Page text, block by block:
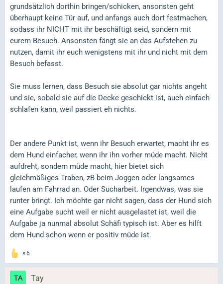
grundsätzlich dorthin bringen/schicken, ansonsten geht
überhaupt keine Tür auf, und anfangs auch dort festmachen,
sodass ihr NICHT mit ihr beschäftigt seid, sondern mit
eurem Besuch. Ansonsten fängt sie an das Aufstehen zu
nutzen, damit ihr euch wenigstens mit ihr und nicht mit dem
Besuch befasst.
Sie muss lernen, dass Besuch sie absolut gar nichts angeht
und sie, sobald sie auf die Decke geschickt ist, auch einfach
schlafen kann, weil passiert eh nichts.
Der andere Punkt ist, wenn ihr Besuch erwartet, macht ihr es
dem Hund einfacher, wenn ihr ihn vorher müde macht. Nicht
aufdreht, sondern müde macht, hier bietet sich
gleichmäßiges Traben, zB beim Joggen oder langsames
laufen am Fahrrad an. Oder Sucharbeit. Irgendwas, was sie
runter bringt. Ich möchte gar nicht sagen, dass der Hund sich
eine Aufgabe sucht weil er nicht ausgelastet ist, weil die
Aufgabe ja nunmal absolut Schäfi typisch ist. Aber es hilft
dem Hund schon wenn er positiv müde ist.
6
Tay